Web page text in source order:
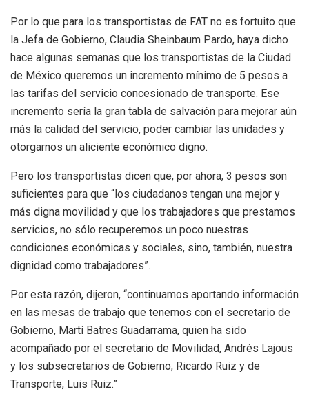
Por lo que para los transportistas de FAT no es fortuito que
la Jefa de Gobierno, Claudia Sheinbaum Pardo, haya dicho
hace algunas semanas que los transportistas de la Ciudad
de México queremos un incremento mínimo de 5 pesos a
las tarifas del servicio concesionado de transporte. Ese
incremento sería la gran tabla de salvación para mejorar aún
más la calidad del servicio, poder cambiar las unidades y
otorgarnos un aliciente económico digno.
Pero los transportistas dicen que, por ahora, 3 pesos son
suficientes para que “los ciudadanos tengan una mejor y
más digna movilidad y que los trabajadores que prestamos
servicios, no sólo recuperemos un poco nuestras
condiciones económicas y sociales, sino, también, nuestra
dignidad como trabajadores”.
Por esta razón, dijeron, “continuamos aportando información
en las mesas de trabajo que tenemos con el secretario de
Gobierno, Martí Batres Guadarrama, quien ha sido
acompañado por el secretario de Movilidad, Andrés Lajous
y los subsecretarios de Gobierno, Ricardo Ruiz y de
Transporte, Luis Ruiz.”